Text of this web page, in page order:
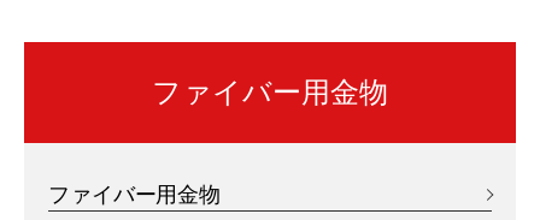
ファイバー用金物
ファイバー用金物